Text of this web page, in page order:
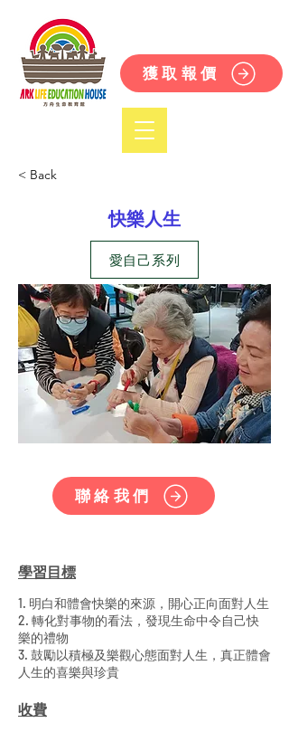
獲取報價
< Back
快樂人生
愛自己系列
聯絡我們
學習目標
1. 明白和體會快樂的來源，開心正向面對人生
2. 轉化對事物的看法，發現生命中令自己快
樂的禮物
3. 鼓勵以積極及樂觀心態面對人生，真正體會
人生的喜樂與珍貴
收費